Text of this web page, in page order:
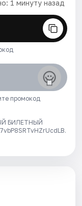
1 минуту назад
промокод
БИЛЕТНЫЙ